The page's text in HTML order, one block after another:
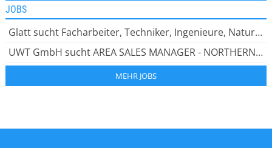
JOBS
Glatt sucht Facharbeiter, Techniker, Ingenieure, Naturwissenschaftler, Bei Glatt zu arbeiten bedeutet: leistungsstarke Lösungen entwickeln. Innovative Ideen verwirklichen. Globales Wissen teilen.
UWT GmbH sucht AREA SALES MANAGER - NORTHERN EUROPE (m/w/d), SICHERHEIT UND INNOVATION HAND IN HAND Als inhabergeführtes Unternehmen bieten wir unseren rund 200 engagierten Mitarbeiter:innen ein dynamisches Arbeitsumfeld.
MEHR JOBS